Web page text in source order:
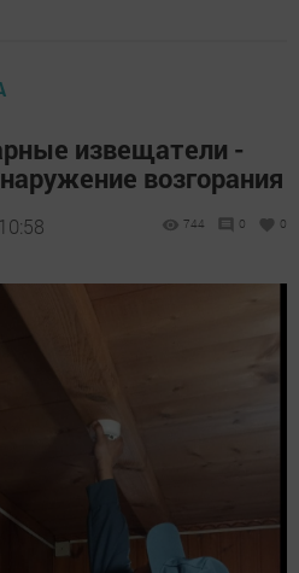
извещатели -
возгорания
744 0 0